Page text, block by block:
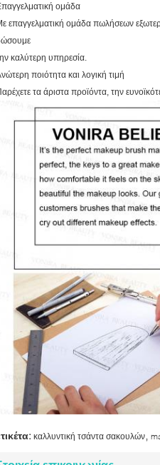
ομάδα
επαγγελματική ομάδα πωλήσεων
καλύτερη υπηρεσία.
ποιότητα και λογική τιμή
τα άριστα προϊόντα, την
καλλυντική τσάντα σακουλών